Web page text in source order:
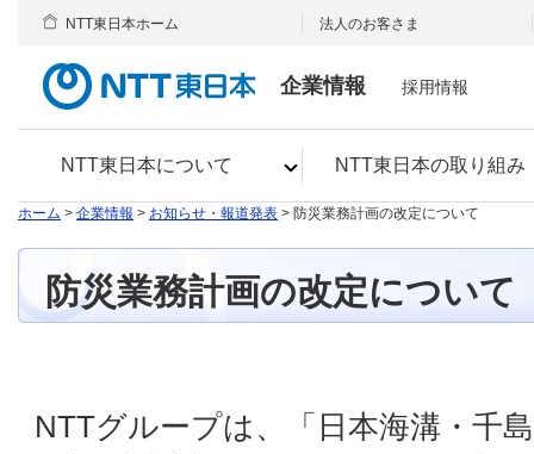
企業情報
NTT東日本について NTT東日本の取り組み
NTT東日本ホーム 法人のお客さま
採用情報
ホーム > 企業情報 > お知らせ・報道発表 > 防災業務計画の改定について
防災業務計画の改定について
NTTグループは、「日本海溝・千